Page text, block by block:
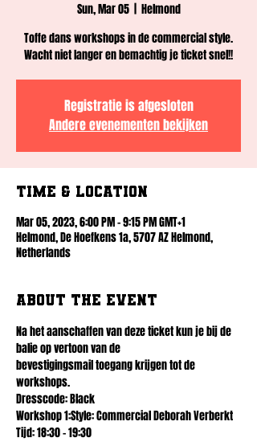
Sun, Mar 05
  |
Helmond
Toffe dans workshops in de commercial style.
Wacht niet langer en bemachtig je ticket snel!!
Registratie is afgesloten
Andere evenementen bekijken
Time & Location
Mar 05, 2023, 6:00 PM – 9:15 PM GMT+1
Helmond, De Hoefkens 1a, 5707 AZ Helmond,
Netherlands
About the event
Na het aanschaffen van deze ticket kun je bij de
balie op vertoon van de
bevestigingsmail toegang krijgen tot de
workshops.
Dresscode: Black
Workshop 1:Style: Commercial Deborah Verberkt
Tijd: 18:30 - 19:30